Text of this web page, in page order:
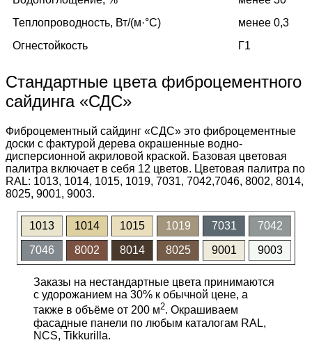
Теплопроводность, Вт/(м·°C)
менее 0,3
Огнестойкость
Г1
Стандартные цвета фиброцементного
сайдинга «СДС»
Фиброцементный сайдинг «СДС» это фиброцементные
доски с фактурой дерева окрашенные водно-
дисперсионной акриловой краской. Базовая цветовая
палитра включает в себя 12 цветов. Цветовая палитра по
RAL: 1013, 1014, 1015, 1019, 7031, 7042,7046, 8002, 8014,
8025, 9001, 9003.
1013 1014 1015 1019 7031 7042
7046 8002 8014 8025 9001 9003
Заказы на нестандартные цвета принимаются
с удорожанием на 30% к обычной цене, а
также в объёме от 200 м2. Окрашиваем
фасадные панели по любым каталогам RAL,
NCS, Tikkurilla.